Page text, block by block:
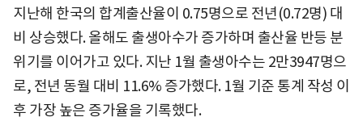
지난해 한국의 합계출산율이 0.75명으로 전년(0.72명) 대
비 상승했다. 올해도 출생아수가 증가하며 출산율 반등 분
위기를 이어가고 있다. 지난 1월 출생아수는 2만3947명으
로, 전년 동월 대비 11.6% 증가했다. 1월 기준 통계 작성 이
후 가장 높은 증가율을 기록했다.